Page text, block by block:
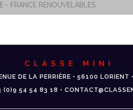
- FRANCE RENOUVELABLES
CLASSE MINI
DE LA PERRIÈRE • 56100 LORIENT
(0)9 54 54 83 18 •